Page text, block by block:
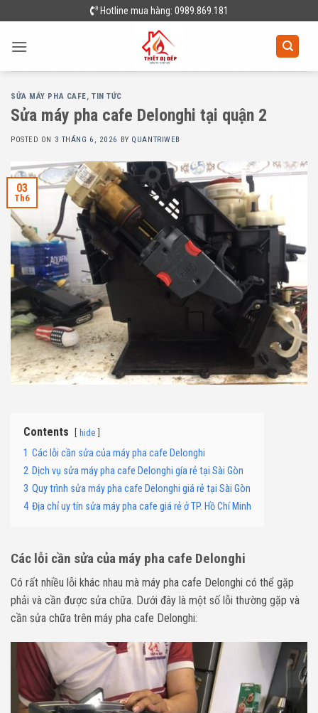
to
content
Hotline mua hàng: 0989.869.181
SỬA MÁY PHA CAFE,TIN TỨC
Sửa máy pha cafe Delonghi tại quận 2
POSTED ON 3 THÁNG 6, 2026 BY QUANTRIWEB
03
Th6
Contents hide
1 Các lỗi cần sửa của máy pha cafe Delonghi
2 Dịch vụ sửa máy pha cafe Delonghi gía rẻ tại Sài Gòn
3 Quy trình sửa máy pha cafe Delonghi giá rẻ tại Sài Gòn
4 Địa chỉ uy tín sửa máy pha cafe giá rẻ ở TP. Hồ Chí Minh
Các lỗi cần sửa của máy pha cafe Delonghi
Có rất nhiều lỗi khác nhau mà máy pha cafe Delonghi có thể gặp
phải và cần được sửa chữa. Dưới đây là một số lỗi thường gặp và
cần sửa chữa trên máy pha cafe Delonghi: